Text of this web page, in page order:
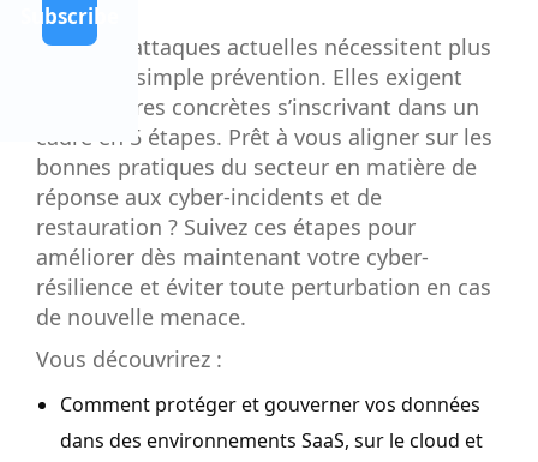
Subscribe
Les cyberattaques actuelles nécessitent plus
que de la simple prévention. Elles exigent
des mesures concrètes s’inscrivant dans un
cadre en 5 étapes. Prêt à vous aligner sur les
bonnes pratiques du secteur en matière de
réponse aux cyber-incidents et de
restauration ? Suivez ces étapes pour
améliorer dès maintenant votre cyber-
résilience et éviter toute perturbation en cas
de nouvelle menace.
Vous découvrirez :
Comment protéger et gouverner vos données
dans des environnements SaaS, sur le cloud et